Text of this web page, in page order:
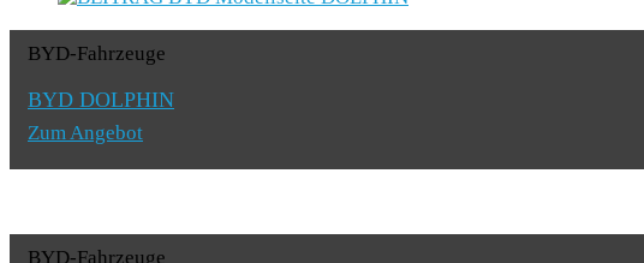
BYD-Fahrzeuge
BYD DOLPHIN
Zum Angebot
BYD-Fahrzeuge